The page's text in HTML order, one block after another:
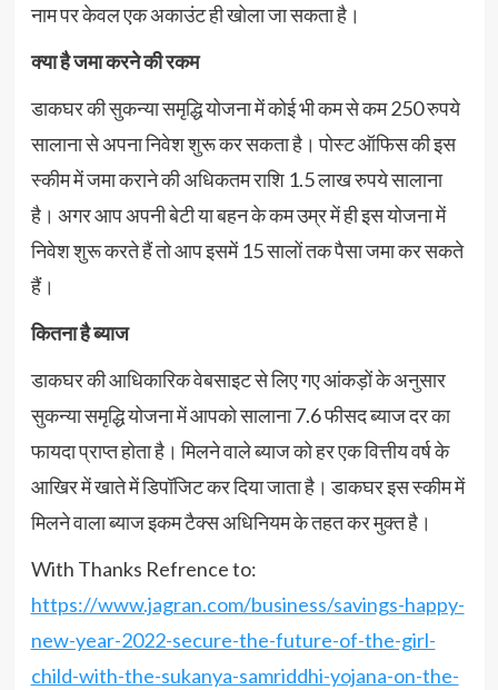
नाम पर केवल एक अकाउंट ही खोला जा सकता है।
क्या है जमा करने की रकम
डाकघर की सुकन्या समृद्धि योजना में कोई भी कम से कम 250 रुपये
सालाना से अपना निवेश शुरू कर सकता है। पोस्ट ऑफिस की इस
स्कीम में जमा कराने की अधिकतम राशि 1.5 लाख रुपये सालाना
है। अगर आप अपनी बेटी या बहन के कम उम्र में ही इस योजना में
निवेश शुरू करते हैं तो आप इसमें 15 सालों तक पैसा जमा कर सकते
हैं।
कितना है ब्याज
डाकघर की आधिकारिक वेबसाइट से लिए गए आंकड़ों के अनुसार
सुकन्या समृद्धि योजना में आपको सालाना 7.6 फीसद ब्याज दर का
फायदा प्राप्त होता है। मिलने वाले ब्याज को हर एक वित्तीय वर्ष के
आखिर में खाते में डिपॉजिट कर दिया जाता है। डाकघर इस स्कीम में
मिलने वाला ब्याज इकम टैक्स अधिनियम के तहत कर मुक्त है।
With Thanks Refrence to:
https://www.jagran.com/business/savings-happy-
new-year-2022-secure-the-future-of-the-girl-
child-with-the-sukanya-samriddhi-yojana-on-the-